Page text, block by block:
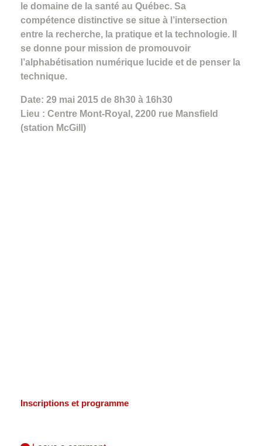
le domaine de la santé au Québec. Sa
compétence distinctive se situe à l’intersection
entre la recherche, la pratique et la technologie. Il
se donne pour mission de promouvoir
l’alphabétisation numérique lucide et de penser la
technique.
Date: 29 mai 2015 de 8h30 à 16h30
Lieu : Centre Mont-Royal, 2200 rue Mansfield
(station McGill)
Inscriptions et programme